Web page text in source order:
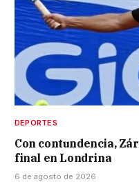
DEPORTES
Con contundencia,
final en Londrina
6 de agosto de 2026